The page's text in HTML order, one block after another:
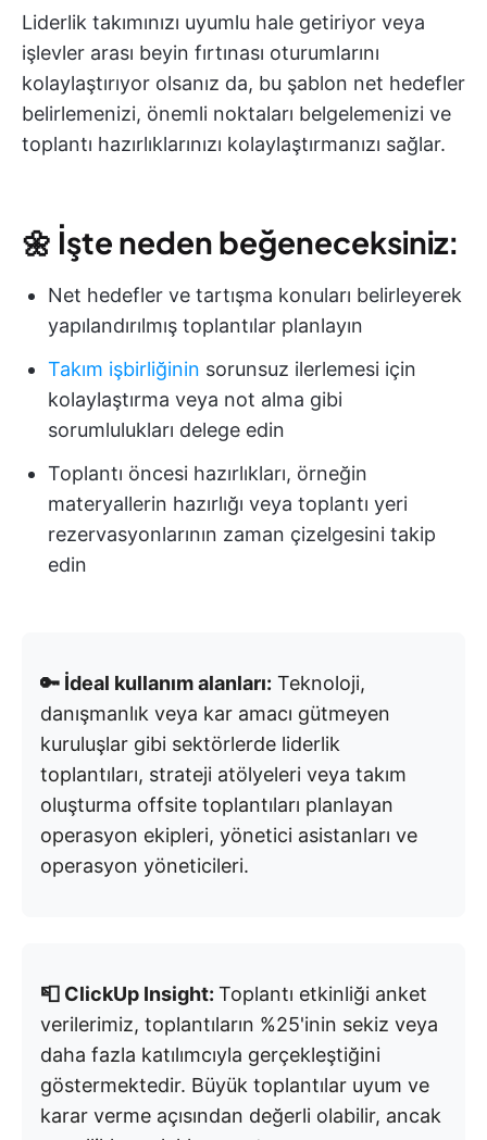
Liderlik takımınızı uyumlu hale getiriyor veya
işlevler arası beyin fırtınası oturumlarını
kolaylaştırıyor olsanız da, bu şablon net hedefler
belirlemenizi, önemli noktaları belgelemenizi ve
toplantı hazırlıklarınızı kolaylaştırmanızı sağlar.
🌼 İşte neden beğeneceksiniz:
Net hedefler ve tartışma konuları belirleyerek
yapılandırılmış toplantılar planlayın
Takım işbirliğinin sorunsuz ilerlemesi için
kolaylaştırma veya not alma gibi
sorumlulukları delege edin
Toplantı öncesi hazırlıkları, örneğin
materyallerin hazırlığı veya toplantı yeri
rezervasyonlarının zaman çizelgesini takip
edin
🔑 İdeal kullanım alanları: Teknoloji,
danışmanlık veya kar amacı gütmeyen
kuruluşlar gibi sektörlerde liderlik
toplantıları, strateji atölyeleri veya takım
oluşturma offsite toplantıları planlayan
operasyon ekipleri, yönetici asistanları ve
operasyon yöneticileri.
📮 ClickUp Insight: Toplantı etkinliği anket
verilerimiz, toplantıların %25'inin sekiz veya
daha fazla katılımcıyla gerçekleştiğini
göstermektedir. Büyük toplantılar uyum ve
karar verme açısından değerli olabilir, ancak